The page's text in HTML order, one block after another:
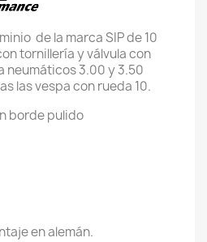
de la marca SIP de 10
tornillería y válvula con
neumáticos 3.00 y 3.50
las vespa con rueda 10.
borde pulido
en alemán.